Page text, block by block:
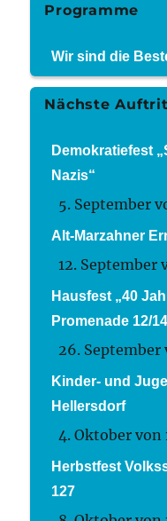
Programme
Wir sind die
Nächste
Demokratiefest
Nazis“
5. September
Alt-Marzahner
12. September
Hausfest „40
Promenade 12/
26. September
Kinder- und
Hellersdorf
4. Oktober von
Herbstfest
127